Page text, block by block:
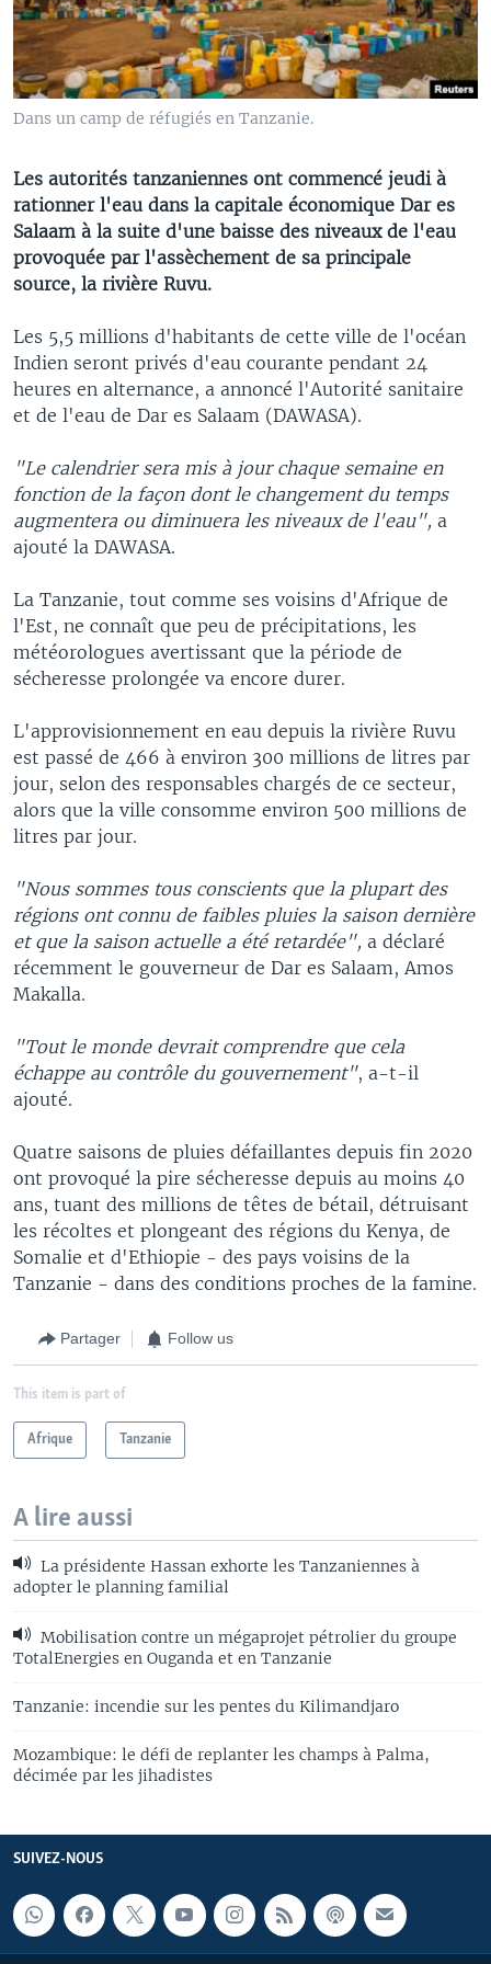
Dans un camp de réfugiés en Tanzanie.
Les autorités tanzaniennes ont commencé jeudi à
rationner l'eau dans la capitale économique Dar es
Salaam à la suite d'une baisse des niveaux de l'eau
provoquée par l'assèchement de sa principale
source, la rivière Ruvu.
Les 5,5 millions d'habitants de cette ville de l'océan
Indien seront privés d'eau courante pendant 24
heures en alternance, a annoncé l'Autorité sanitaire
et de l'eau de Dar es Salaam (DAWASA).
"Le calendrier sera mis à jour chaque semaine en
fonction de la façon dont le changement du temps
augmentera ou diminuera les niveaux de l'eau", a
ajouté la DAWASA.
La Tanzanie, tout comme ses voisins d'Afrique de
l'Est, ne connaît que peu de précipitations, les
météorologues avertissant que la période de
sécheresse prolongée va encore durer.
L'approvisionnement en eau depuis la rivière Ruvu
est passé de 466 à environ 300 millions de litres par
jour, selon des responsables chargés de ce secteur,
alors que la ville consomme environ 500 millions de
litres par jour.
"Nous sommes tous conscients que la plupart des
régions ont connu de faibles pluies la saison dernière
et que la saison actuelle a été retardée", a déclaré
récemment le gouverneur de Dar es Salaam, Amos
Makalla.
"Tout le monde devrait comprendre que cela
échappe au contrôle du gouvernement", a-t-il
ajouté.
Quatre saisons de pluies défaillantes depuis fin 2020
ont provoqué la pire sécheresse depuis au moins 40
ans, tuant des millions de têtes de bétail, détruisant
les récoltes et plongeant des régions du Kenya, de
Somalie et d'Ethiopie - des pays voisins de la
Tanzanie - dans des conditions proches de la famine.
Partager Follow us
This item is part of
Afrique Tanzanie
A lire aussi
La présidente Hassan exhorte les Tanzaniennes à
adopter le planning familial
Mobilisation contre un mégaprojet pétrolier du groupe
TotalEnergies en Ouganda et en Tanzanie
Tanzanie: incendie sur les pentes du Kilimandjaro
Mozambique: le défi de replanter les champs à Palma,
décimée par les jihadistes
SUIVEZ-NOUS